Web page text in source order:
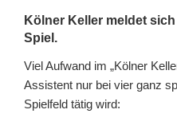
Kölner Keller meldet
Spiel.
Viel Aufwand im „Kölner
Assistent nur bei vier ganz
Spielfeld tätig wird: